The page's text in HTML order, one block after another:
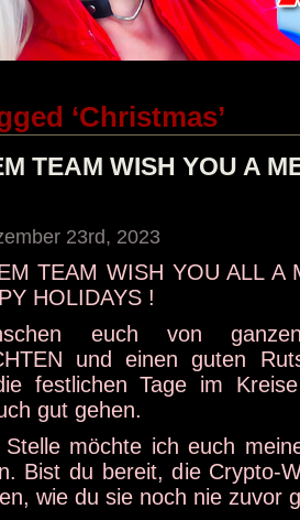
‘Christmas’
TEAM WISH YOU A
23rd, 2023
TEAM WISH YOU ALL A
HOLIDAYS !
euch von
und einen guten
festlichen Tage im
gut gehen.
möchte ich euch
Bist du bereit, die Crypto-
wie du sie noch nie zuvor